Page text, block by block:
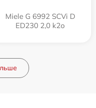
Miele G 6992 SCVi D
ED230 2,0 k2o